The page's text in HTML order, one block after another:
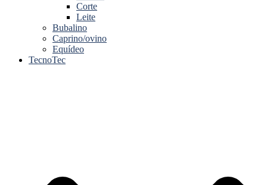
Corte
Leite
Bubalino
Caprino/ovino
Equídeo
TecnoTec